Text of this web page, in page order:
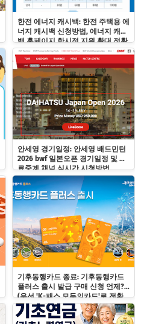
한전 에너지 캐시백: 한전 주택용 에
너지 캐시백 신청방법, 에너지 캐시
백 홈페이지 한시적 지원 확대 정확
히 알기!
안세영 경기일정: 안세영 배드민턴
2026 bwf 일본오픈 경기일정 및 무
료중계 채널 실시간 시청방법
기후동행카드 종료: 기후동행카드
플러스 출시 발급 구매 신청 언제?
(우선 'K-패스 모두의카드'로 전환
하기)